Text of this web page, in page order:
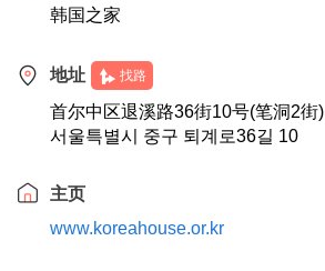
韩国之家
地址 找路
首尔中区退溪路36街10号(笔洞2街)
서울특별시 중구 퇴계로36길 10
主页
www.koreahouse.or.kr